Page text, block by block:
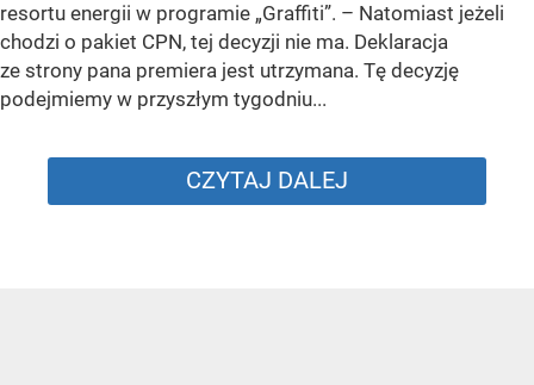
resortu energii w programie „Graffiti”. – Natomiast jeżeli
chodzi o pakiet CPN, tej decyzji nie ma. Deklaracja
ze strony pana premiera jest utrzymana. Tę decyzję
podejmiemy w przyszłym tygodniu...
CZYTAJ DALEJ